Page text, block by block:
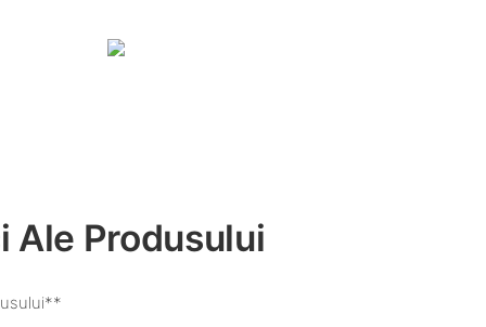
Ale Produsului